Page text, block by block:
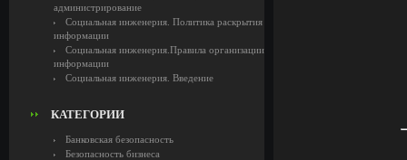
администрирование
Социальная инженерия. Политика раскрытия
информации
Социальная инженерия.Правила организации
информации
Социальная инженерия. Введение
КАТЕГОРИИ
Банковская безопасность
Безопасность бизнеса